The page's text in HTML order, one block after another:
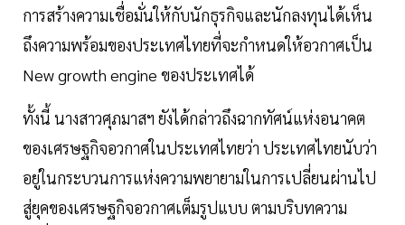
การสร้างความเชื่อมั่นให้กับนักธุรกิจและนักลงทุนได้เห็น
ถึงความพร้อมของประเทศไทยที่จะกำหนดให้อวกาศเป็น
New growth engine ของประเทศได้
ทั้งนี้ นางสาวศุภมาสฯ ยังได้กล่าวถึงฉากทัศน์แห่งอนาคต
ของเศรษฐกิจอวกาศในประเทศไทยว่า ประเทศไทยนับว่า
อยู่ในกระบวนการแห่งความพยายามในการเปลี่ยนผ่านไป
สู่ยุคของเศรษฐกิจอวกาศเต็มรูปแบบ ตามบริบทความ